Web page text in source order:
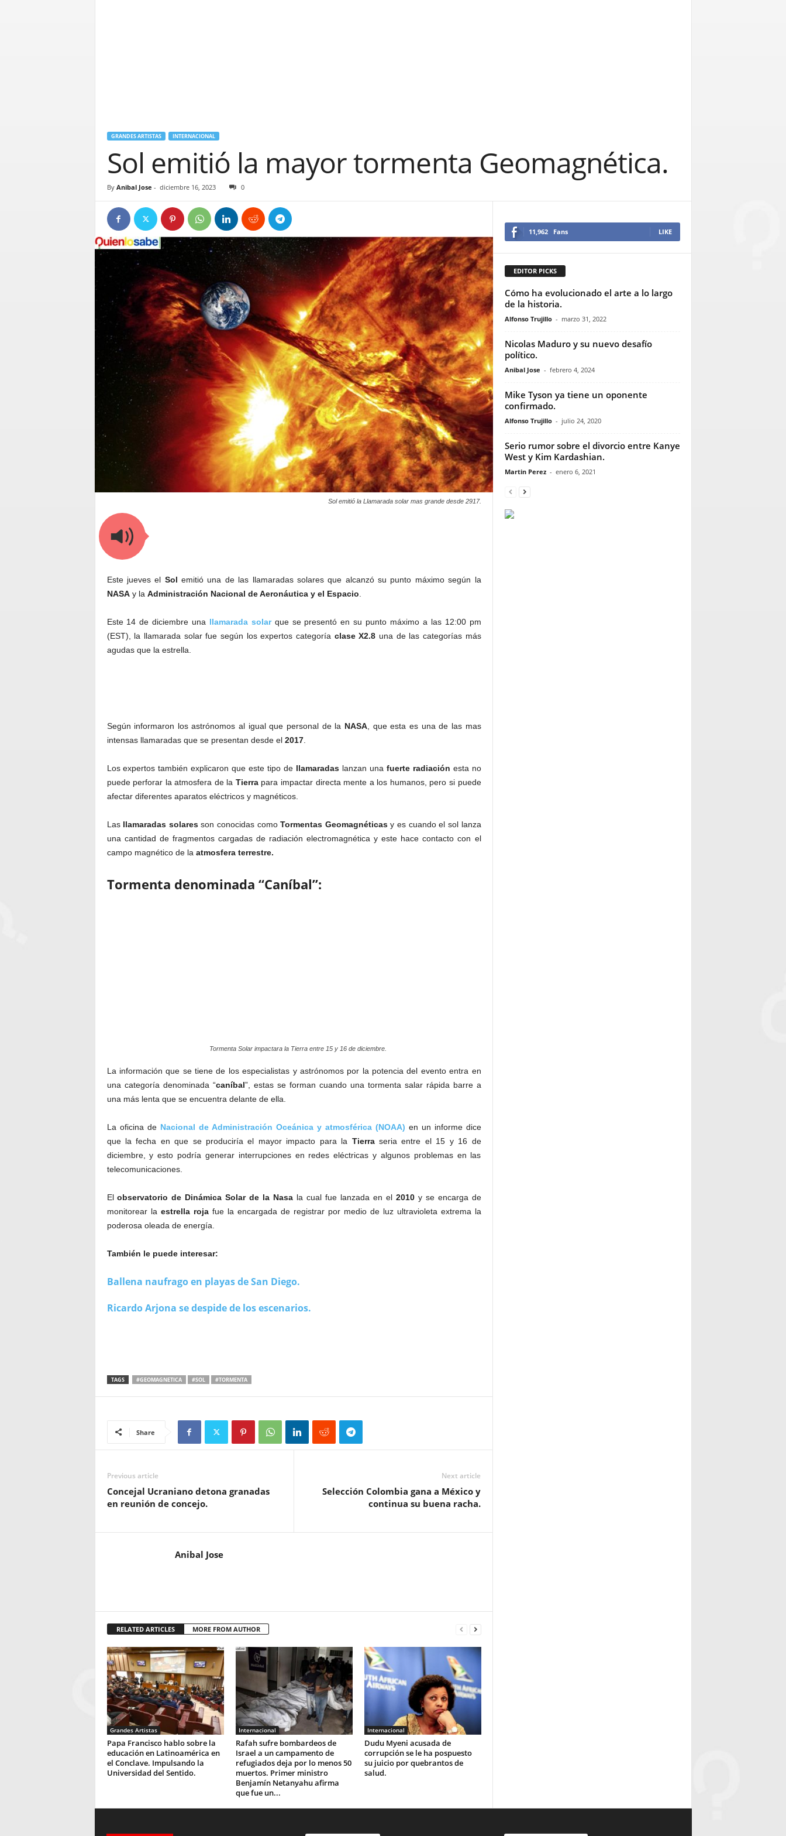
GRANDES ARTISTAS INTERNACIONAL
Sol emitió la mayor tormenta Geomagnética.
By Anibal Jose - diciembre 16, 2023 0
Sol emitió la Llamarada solar mas grande desde 2917.
Este jueves el Sol emitió una de las llamaradas solares que alcanzó su punto máximo según la
NASAy la Administración Nacional de Aeronáutica y el Espacio
Este 14 de diciembre una llamarada solar que se presentó en su punto máximo a las 12:00 pm
(EST), la llamarada solar fue según los expertos categoría clase X2.8 una de las categorías más
agudas que la estrella.
Según informaron los astrónomos al igual que personal de la NASA, que esta es una de las mas
intensas llamaradas que se presentan desde el 2017.
Los expertos también explicaron que este tipo de llamaradaslanzan una fuerte radiación esta no
puede perforar la atmosfera de la Tierrapara impactar directa mente a los humanos, pero si puede
afectar diferentes aparatos eléctricos y magnéticos.
Lasllamaradas solaresson conocidas comoTormentas Geomagnéticasy es cuando el sol lanza
una cantidad de fragmentos cargadas de radiación electromagnética y este hace contacto con el
campo magnético de la atmosfera terrestre.
Tormenta denominada “Caníbal”:
Tormenta Solar impactara la Tierra entre 15 y 16 de diciembre.
La información que se tiene de los especialistas y astrónomos por la potencia del evento entra en
una categoría denominada “caníbal”, estas se forman cuando una tormenta salar rápida barre a
una más lenta que se encuentra delante de ella.
La oficina de Nacional de Administración Oceánica y atmosférica (NOAA) en un informe dice
que la fecha en que se produciría el mayor impacto para la Tierraseria entre el 15 y 16 de
diciembre, y esto podría generar interrupciones en redes eléctricas y algunos problemas en las
telecomunicaciones.
Elobservatorio de Dinámica Solar de la Nasa la cual fue lanzada en el 2010y se encarga de
monitorear la estrella rojafue la encargada de registrar por medio de luz ultravioleta extrema la
poderosa oleada de energía.
También le puede interesar:
Ballena naufrago en playas de San Diego.
Ricardo Arjona se despide de los escenarios.
TAGS #GEOMAGNETICA #SOL #TORMENTA
Share
Previous article
Concejal Ucraniano detona granadas
en reunión de concejo.
Next article
Selección Colombia gana a México y
continua su buena racha.
Anibal Jose
RELATED ARTICLES MORE FROM AUTHOR
Grandes Artistas
Papa Francisco hablo sobre la
educación en Latinoamérica en
el Conclave. Impulsando la
Universidad del Sentido.
Internacional
Rafah sufre bombardeos de
Israel a un campamento de
refugiados deja por lo menos 50
muertos. Primer ministro
Benjamín Netanyahu afirma
que fue un...
Internacional
Dudu Myeni acusada de
corrupción se le ha pospuesto
su juicio por quebrantos de
salud.
11,962 Fans LIKE
EDITOR PICKS
Cómo ha evolucionado el arte a lo largo
de la historia.
Alfonso Trujillo - marzo 31, 2022
Nicolas Maduro y su nuevo desafío
político.
Anibal Jose - febrero 4, 2024
Mike Tyson ya tiene un oponente
confirmado.
Alfonso Trujillo - julio 24, 2020
Serio rumor sobre el divorcio entre Kanye
West y Kim Kardashian.
Martin Perez - enero 6, 2021